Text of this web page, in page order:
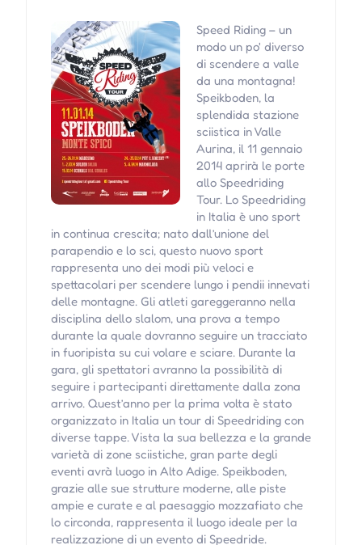
Speed Riding – un
modo un po' diverso
di scendere a valle
da una montagna!
Speikboden, la
splendida stazione
sciistica in Valle
Aurina, il 11 gennaio
2014 aprirà le porte
allo Speedriding
Tour. Lo Speedriding
in Italia è uno sport
in continua crescita; nato dall’unione del
parapendio e lo sci, questo nuovo sport
rappresenta uno dei modi più veloci e
spettacolari per scendere lungo i pendii innevati
delle montagne. Gli atleti gareggeranno nella
disciplina dello slalom, una prova a tempo
durante la quale dovranno seguire un tracciato
in fuoripista su cui volare e sciare. Durante la
gara, gli spettatori avranno la possibilità di
seguire i partecipanti direttamente dalla zona
arrivo. Quest’anno per la prima volta è stato
organizzato in Italia un tour di Speedriding con
diverse tappe. Vista la sua bellezza e la grande
varietà di zone sciistiche, gran parte degli
eventi avrà luogo in Alto Adige. Speikboden,
grazie alle sue strutture moderne, alle piste
ampie e curate e al paesaggio mozzafiato che
lo circonda, rappresenta il luogo ideale per la
realizzazione di un evento di Speedride.